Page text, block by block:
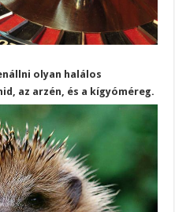
olyan halálos
az arzén, és a kígyóméreg.